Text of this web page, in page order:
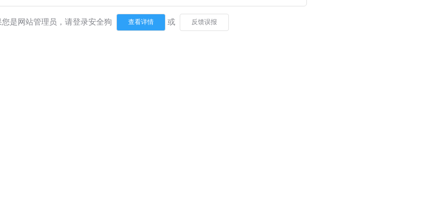
您是网站管理员，请登录安全狗 或